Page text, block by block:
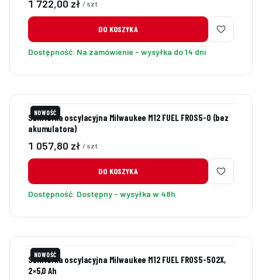
Cena
1 722,00 zł / szt
DO KOSZYKA
Dostępność: Na zamówienie - wysyłka do 14 dni
NOWOŚĆ
Szlifierka oscylacyjna Milwaukee M12 FUEL FROS5-0 (bez
akumulatora)
Cena
1 057,80 zł / szt
DO KOSZYKA
Dostępność: Dostępny - wysyłka w 48h
NOWOŚĆ
Szlifierka oscylacyjna Milwaukee M12 FUEL FROS5-502X,
2×5,0 Ah